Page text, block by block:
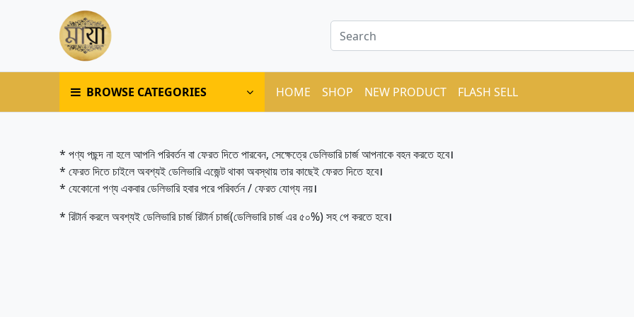
BROWSE CATEGORIES HOME SHOP NEW PRODUCT FLASH SELL
* পণ্য পছন্দ না হলে আপনি পরিবর্তন বা ফেরত দিতে পারবেন, সেক্ষেত্রে ডেলিভারি চার্জ আপনাকে বহন করতে হবে।
* ফেরত দিতে চাইলে অবশ্যই ডেলিভারি এজেন্ট থাকা অবস্থায় তার কাছেই ফেরত দিতে হবে।
* যেকোনো পণ্য একবার ডেলিভারি হবার পরে পরিবর্তন / ফেরত যোগ্য নয়।
* রিটার্ন করলে অবশ্যই ডেলিভারি চার্জ রিটার্ন চার্জ(ডেলিভারি চার্জ এর ৫০%) সহ পে করতে হবে।